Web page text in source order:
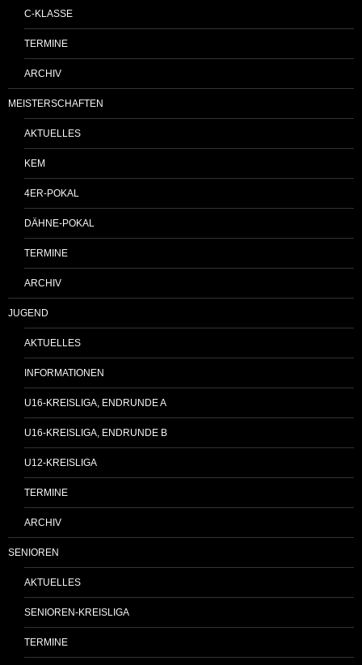
C-KLASSE
TERMINE
ARCHIV
MEISTERSCHAFTEN
AKTUELLES
KEM
4ER-POKAL
DÄHNE-POKAL
TERMINE
ARCHIV
JUGEND
AKTUELLES
INFORMATIONEN
U16-KREISLIGA, ENDRUNDE A
U16-KREISLIGA, ENDRUNDE B
U12-KREISLIGA
TERMINE
ARCHIV
SENIOREN
AKTUELLES
SENIOREN-KREISLIGA
TERMINE